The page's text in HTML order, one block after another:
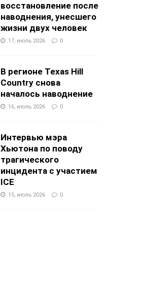
восстановление после
наводнения, унесшего
жизни двух человек
17, июль 2026 0
В регионе Texas Hill
Country снова
началось наводнение
16, июль 2026 0
Интервью мэра
Хьютона по поводу
трагического
инцидента с участием
ICE
15, июль 2026 0